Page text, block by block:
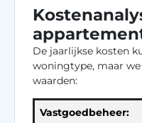
De jaarlijkse kosten
woningtype, maar
waarden:
Vastgoedbeheer: